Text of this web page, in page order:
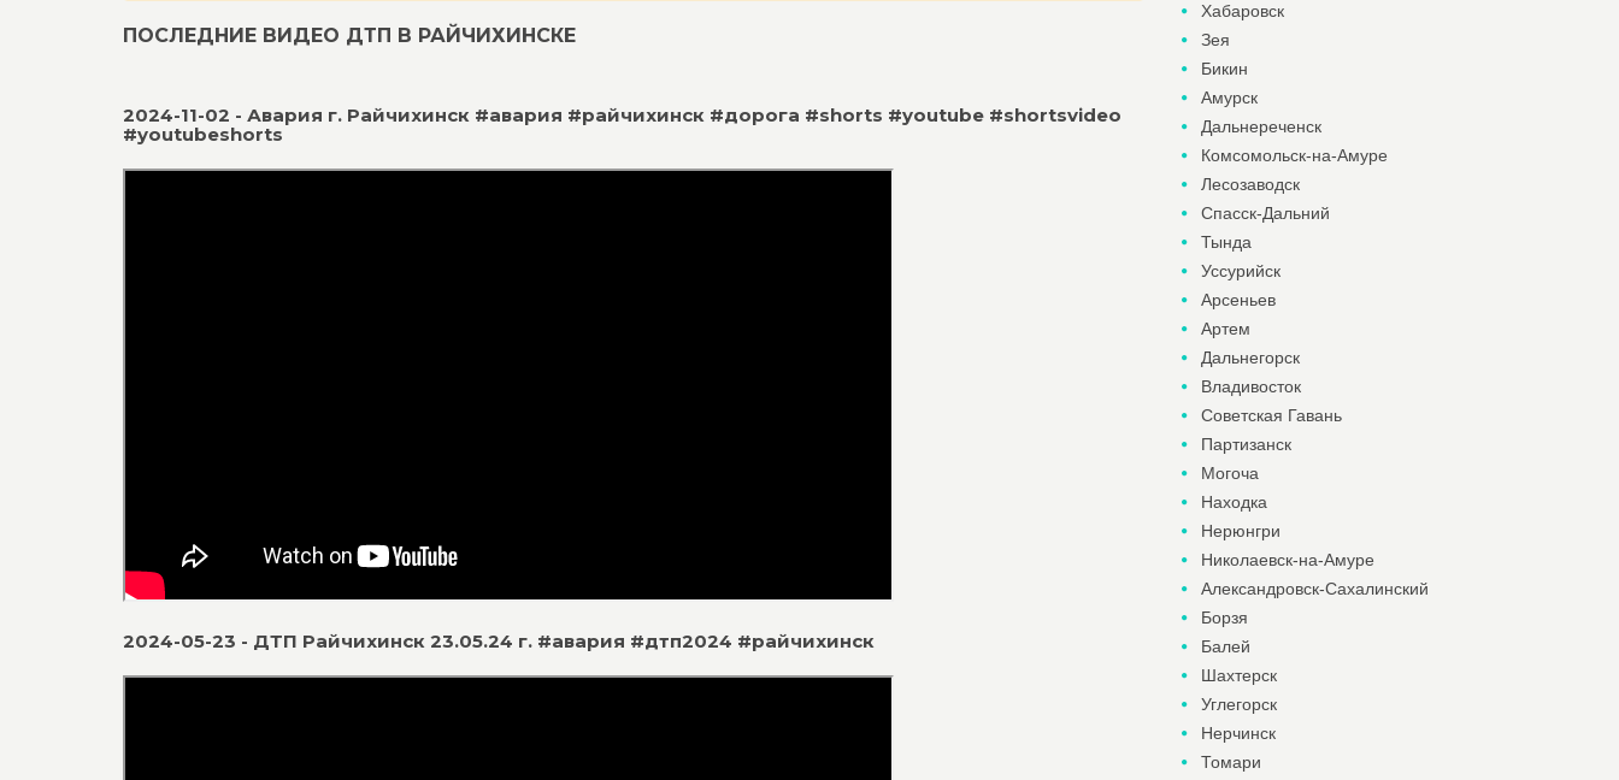
ПОСЛЕДНИЕ ВИДЕО ДТП В РАЙЧИХИНСКЕ
2024-11-02 - Авария г. Райчихинск #авария #райчихинск #дорога #shorts #youtube #shortsvideo
#youtubeshorts
2024-05-23 - ДТП Райчихинск 23.05.24 г. #авария #дтп2024 #райчихинск
Хабаровск
Зея
Бикин
Амурск
Дальнереченск
Комсомольск-на-Амуре
Лесозаводск
Спасск-Дальний
Тында
Уссурийск
Арсеньев
Артем
Дальнегорск
Владивосток
Советская Гавань
Партизанск
Могоча
Находка
Нерюнгри
Николаевск-на-Амуре
Александровск-Сахалинский
Борзя
Балей
Шахтерск
Углегорск
Нерчинск
Томари